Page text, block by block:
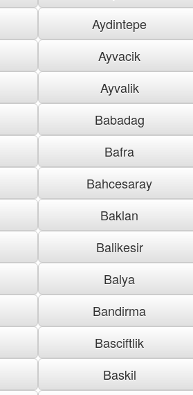
Aydintepe
Ayvacik
Ayvalik
Babadag
Bafra
Bahcesaray
Baklan
Balikesir
Balya
Bandirma
Basciftlik
Baskil